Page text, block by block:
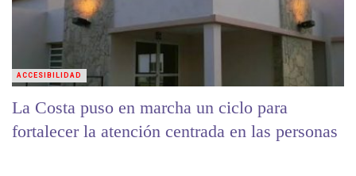
La Costa puso en marcha un ciclo para
fortalecer la atención centrada en las personas
ACCESIBILIDAD